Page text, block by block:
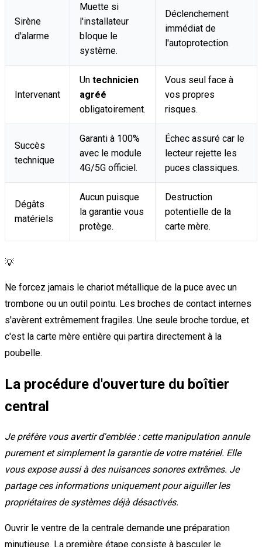
Sirène
d'alarme
Muette si
l'installateur
bloque le
système.
Déclenchement
immédiat de
l'autoprotection.
Intervenant
Un technicien
agréé
obligatoirement.
Vous seul face à
vos propres
risques.
Succès
technique
Garanti à 100%
avec le module
4G/5G officiel.
Échec assuré car le
lecteur rejette les
puces classiques.
Dégâts
matériels
Aucun puisque
la garantie vous
protège.
Destruction
potentielle de la
carte mère.
💡
Ne forcez jamais le chariot métallique de la puce avec un
trombone ou un outil pointu. Les broches de contact internes
s'avèrent extrêmement fragiles. Une seule broche tordue, et
c'est la carte mère entière qui partira directement à la
poubelle.
La procédure d'ouverture du boîtier
central
Je préfère vous avertir d'emblée : cette manipulation annule
purement et simplement la garantie de votre matériel. Elle
vous expose aussi à des nuisances sonores extrêmes. Je
partage ces informations uniquement pour aiguiller les
propriétaires de systèmes déjà désactivés.
Ouvrir le ventre de la centrale demande une préparation
minutieuse. La première étape consiste à basculer le